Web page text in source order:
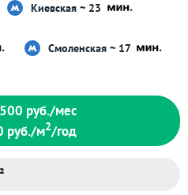
Киевская ~ 23
Смоленская ~ 17
руб./мес
руб./м2/год